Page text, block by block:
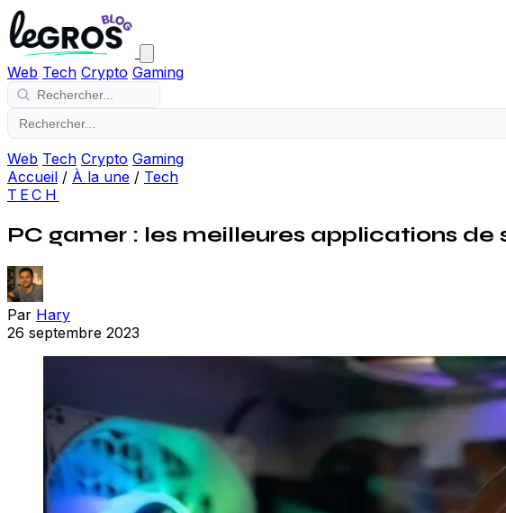
Web Tech Crypto Gaming
Web Tech Crypto Gaming
Accueil / À la une / Tech
TECH
PC gamer : les meilleures applications
Par Hary
26 septembre 2023